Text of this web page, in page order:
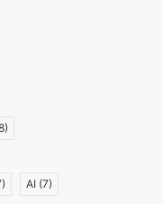
AI (7)